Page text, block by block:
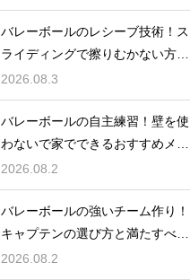
バレーボールのレシーブ技術！ス
ライディングで擦りむかない方法
を伝授
2026.08.3
バレーボールの自主練習！壁を使
わないで家でできるおすすめメニ
ュー
2026.08.2
バレーボールの強いチーム作り！
キャプテンの選び方と満たすべき
基準
2026.08.2